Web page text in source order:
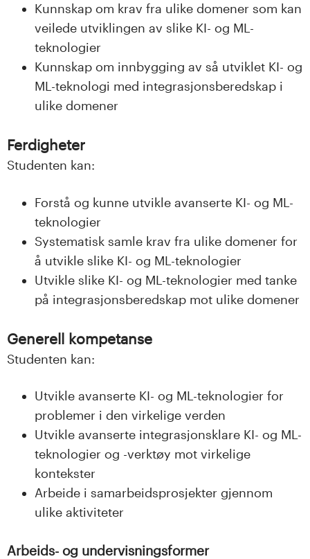
a
Kunnskap om krav fra ulike domener som kan
veilede utviklingen av slike KI- og ML-
teknologier
Kunnskap om innbygging av så utviklet KI- og
ML-teknologi med integrasjonsberedskap i
ulike domener
Ferdigheter
Studenten kan:
Forstå og kunne utvikle avanserte KI- og ML-
teknologier
Systematisk samle krav fra ulike domener for
å utvikle slike KI- og ML-teknologier
Utvikle slike KI- og ML-teknologier med tanke
på integrasjonsberedskap mot ulike domener
Generell kompetanse
Studenten kan:
Utvikle avanserte KI- og ML-teknologier for
problemer i den virkelige verden
Utvikle avanserte integrasjonsklare KI- og ML-
teknologier og -verktøy mot virkelige
kontekster
Arbeide i samarbeidsprosjekter gjennom
ulike aktiviteter
Arbeids- og undervisningsformer